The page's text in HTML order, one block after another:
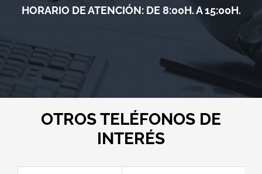
HORARIO DE ATENCIÓN: DE 8:00H. A 15:00H.
OTROS TELÉFONOS DE
INTERÉS